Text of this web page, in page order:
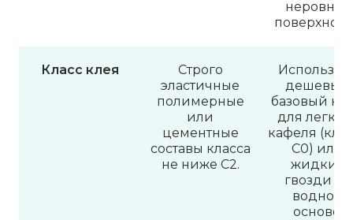
неровная
Класс клея
Строго
эластичные
полимерные
или
цементные
составы класса
не ниже C2.
дешевый
базовый
для
кафеля
С0) или
жидкие
гвозди на
водной
основе.